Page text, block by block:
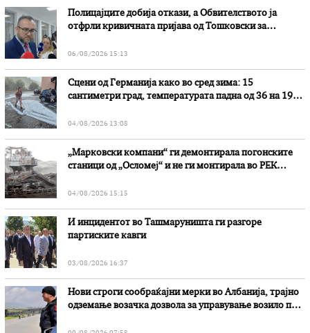
Полицајците добија откази, а Обвителството ја
отфрли кривичната пријава од Тошковски за
06/08/2026 15:13
Сцени од Германија како во сред зима: 15
сантиметри град, температурата падна од 36 на 19
04/08/2026 13:08
„Марковски компани“ ги демонтирала погонските
станици од „Осломеј“ и не ги монтирала во РЕК
04/08/2026 15:15
И инцидентот во Ташмаруништa ги разгоре
партиските кавги
03/08/2026 16:37
Нови строги сообраќајни мерки во Aлбанија, трајно
одземање возачка дозвола за управување возило под